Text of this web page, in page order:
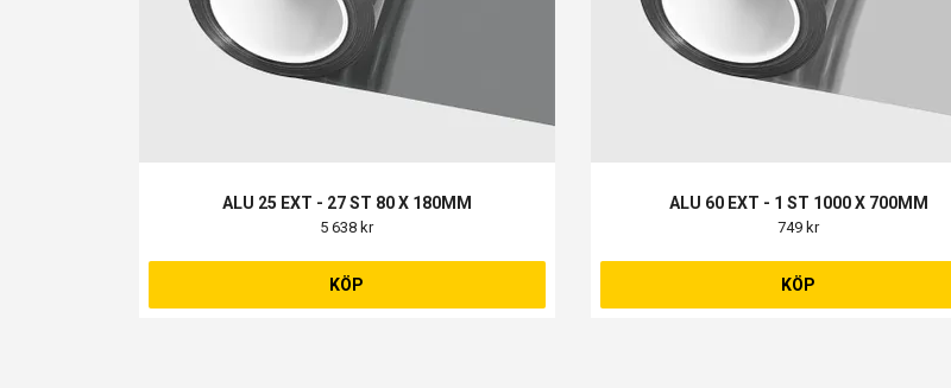
ALU 25 EXT - 27 ST 80 X 180MM
5 638 kr
KÖP
ALU 60 EXT - 1 ST 1000 X 700MM
749 kr
KÖP